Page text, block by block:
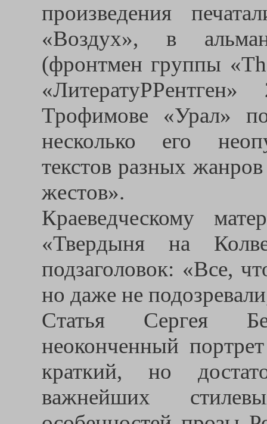
произведения
«Воздух», в
(фронтмен группы
Трофимове «Урал»
несколько его
текстов разных
жестов».
Краеведческому
«Твердыня на
подзаголовок: «Все,
но даже не
Статья Сергея
неоконченный
краткий, но
важнейших